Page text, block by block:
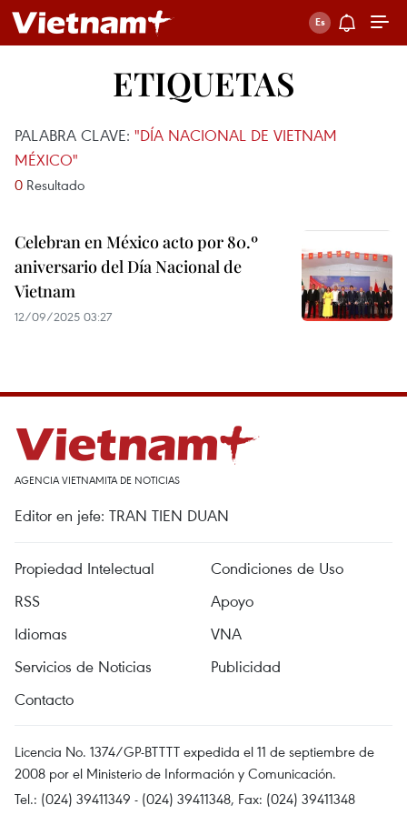
ETIQUETAS
PALABRA CLAVE: "DÍA NACIONAL DE VIETNAM
MÉXICO"
0 Resultado
Celebran en México acto por 80.º
aniversario del Día Nacional de
Vietnam
12/09/2025 03:27
AGENCIA VIETNAMITA DE NOTICIAS
Editor en jefe: TRAN TIEN DUAN
Propiedad Intelectual
Condiciones de Uso
RSS
Apoyo
Idiomas
VNA
Servicios de Noticias
Publicidad
Contacto
Licencia No. 1374/GP-BTTTT expedida el 11 de septiembre de
2008 por el Ministerio de Información y Comunicación.
Tel.: (024) 39411349 - (024) 39411348, Fax: (024) 39411348